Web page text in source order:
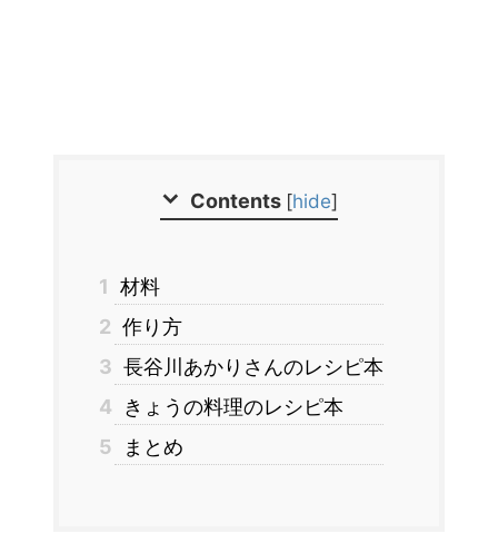
Contents [hide]
1 材料
2 作り方
3 長谷川あかりさんのレシピ本
4
きょうの料理のレシピ本
5
まとめ